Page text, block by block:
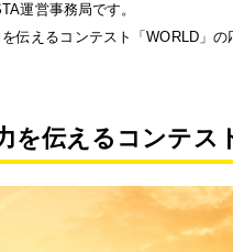
運営事務局です。
伝えるコンテスト「WORLD」の
を伝えるコンテス